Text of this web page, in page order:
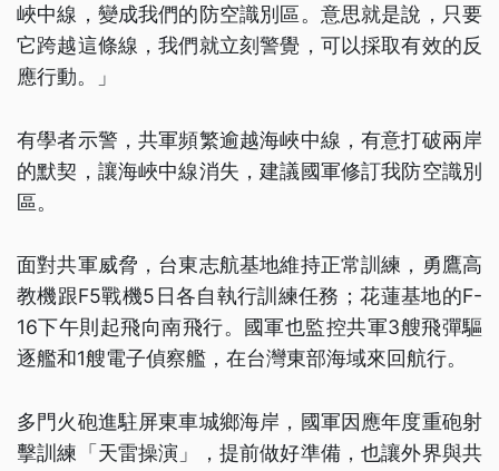
峽中線，變成我們的防空識別區。意思就是說，只要
它跨越這條線，我們就立刻警覺，可以採取有效的反
應行動。」
有學者示警，共軍頻繁逾越海峽中線，有意打破兩岸
的默契，讓海峽中線消失，建議國軍修訂我防空識別
區。
面對共軍威脅，台東志航基地維持正常訓練，勇鷹高
教機跟F5戰機5日各自執行訓練任務；花蓮基地的F-
16下午則起飛向南飛行。國軍也監控共軍3艘飛彈驅
逐艦和1艘電子偵察艦，在台灣東部海域來回航行。
多門火砲進駐屏東車城鄉海岸，國軍因應年度重砲射
擊訓練「天雷操演」，提前做好準備，也讓外界與共